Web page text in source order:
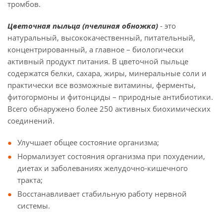
тромбов.
Цветочная пыльца (пчелиная обножка) - это
натуральный, высококачественный, питательный,
концентрированный, а главное – биологически
активный продукт питания. В цветочной пыльце
содержатся белки, сахара, жиры, минеральные соли и
практически все возможные витамины, ферменты,
фитогормоны и фитонциды – природные антибиотики.
Всего обнаружено более 250 активных биохимических
соединений.
Улучшает общее состояние организма;
Нормализует состояния организма при похудении,
диетах и заболеваниях желудочно-кишечного
тракта;
Восстанавливает стабильную работу нервной
системы.